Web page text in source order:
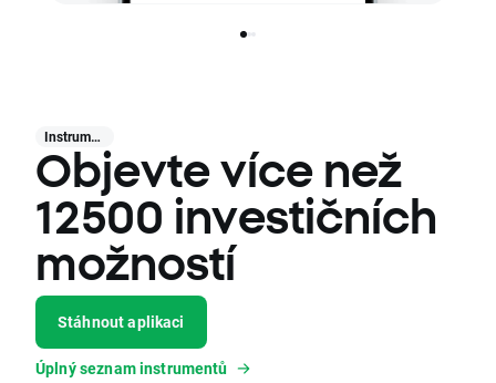
Instrumenty
Objevte více než
12500 investičních
možností
Stáhnout aplikaci
Úplný seznam instrumentů